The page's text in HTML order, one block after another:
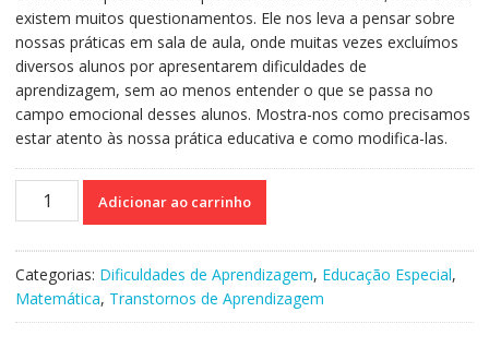
existem muitos questionamentos. Ele nos leva a pensar sobre
nossas práticas em sala de aula, onde muitas vezes excluímos
diversos alunos por apresentarem dificuldades de
aprendizagem, sem ao menos entender o que se passa no
campo emocional desses alunos. Mostra-nos como precisamos
estar atento às nossa prática educativa e como modifica-las.
Discalculia
dificuldades
em
Adicionar ao carrinho
Categorias: Dificuldades de Aprendizagem, Educação Especial,
Matemática, Transtornos de Aprendizagem